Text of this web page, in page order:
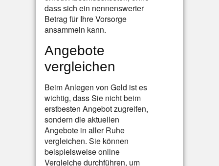
dass sich ein nennenswerter
Betrag für Ihre Vorsorge
ansammeln kann.
Angebote
vergleichen
Beim Anlegen von Geld ist es
wichtig, dass Sie nicht beim
erstbesten Angebot zugreifen,
sondern die aktuellen
Angebote in aller Ruhe
vergleichen. Sie können
beispielsweise online
Vergleiche durchführen, um